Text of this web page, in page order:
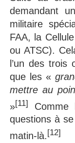
demandant
militaire
FAA, la
ou ATSC).
l’un des trois
que les «
mettre au
»[11]
questions à
matin-là. [12]